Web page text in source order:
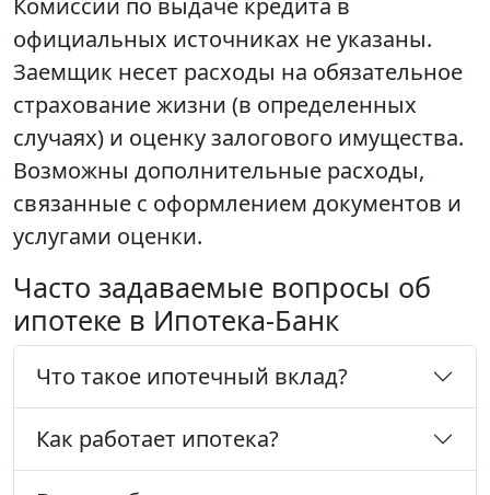
Комиссии по выдаче кредита в
официальных источниках не указаны.
Заемщик несет расходы на обязательное
страхование жизни (в определенных
случаях) и оценку залогового имущества.
Возможны дополнительные расходы,
связанные с оформлением документов и
услугами оценки.
Часто задаваемые вопросы об
ипотеке в Ипотека-Банк
Что такое ипотечный вклад?
Как работает ипотека?